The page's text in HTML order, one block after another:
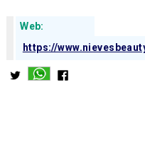
Web:
https://